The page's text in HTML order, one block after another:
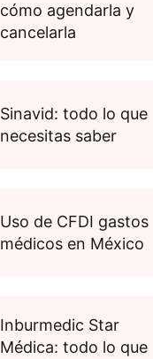
cómo agendarla y
cancelarla
Sinavid: todo lo que
necesitas saber
Uso de CFDI gastos
médicos en México
Inburmedic Star
Médica: todo lo que